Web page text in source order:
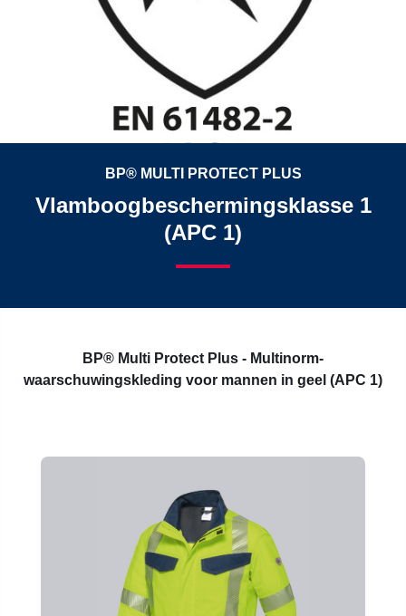
BP® MULTI PROTECT PLUS
Vlamboogbeschermingsklasse 1
(APC 1)
BP® Multi Protect Plus - Multinorm-
waarschuwingskleding voor mannen in geel (APC 1)